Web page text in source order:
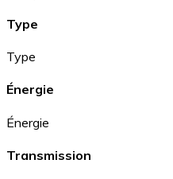
Type
Type
Énergie
Énergie
Transmission